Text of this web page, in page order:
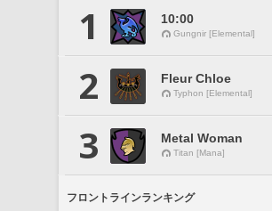
1 10:00
Gungnir [Elemental]
2 Fleur Chloe
Typhon [Elemental]
3 Metal Woman
Titan [Mana]
フロントラインランキング